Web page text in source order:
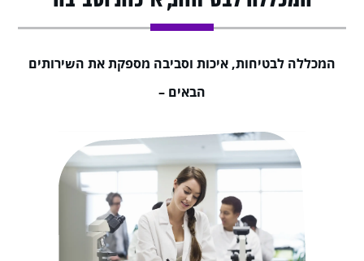
המכללה לבטיחות, איכות וסביבה מספקת את השירותים
הבאים –